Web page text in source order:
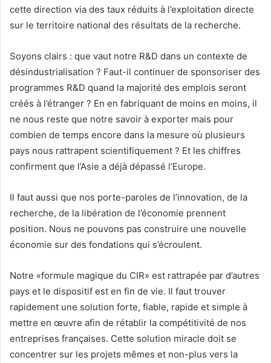
cette direction via des taux réduits à l’exploitation directe
sur le territoire national des résultats de la recherche.
Soyons clairs : que vaut notre R&D dans un contexte de
désindustrialisation ? Faut-il continuer de sponsoriser des
programmes R&D quand la majorité des emplois seront
créés à l’étranger ? En en fabriquant de moins en moins, il
ne nous reste que notre savoir à exporter mais pour
combien de temps encore dans la mesure où plusieurs
pays nous rattrapent scientifiquement ? Et les chiffres
confirment que l’Asie a déjà dépassé l’Europe.
Il faut aussi que nos porte-paroles de l’innovation, de la
recherche, de la libération de l’économie prennent
position. Nous ne pouvons pas construire une nouvelle
économie sur des fondations qui s’écroulent.
Notre «formule magique du CIR» est rattrapée par d’autres
pays et le dispositif est en fin de vie. Il faut trouver
rapidement une solution forte, fiable, rapide et simple à
mettre en œuvre afin de rétablir la compétitivité de nos
entreprises françaises. Cette solution miracle doit se
concentrer sur les projets mêmes et non-plus vers la